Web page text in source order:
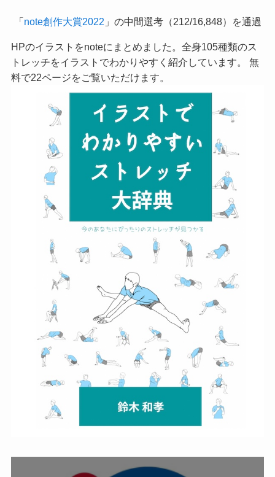
「note創作大賞2022 」の中間選考（212/16,848）を通過
HPのイラストをnoteにまとめました。全身105種類のス
トレッチをイラストでわかりやすく紹介しています。 無
料で22ページをご覧いただけます。